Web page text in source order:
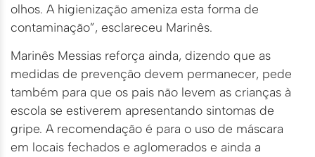
olhos. A higienização ameniza esta forma de
contaminação”, esclareceu Marinês.
Marinês Messias reforça ainda, dizendo que as
medidas de prevenção devem permanecer, pede
também para que os pais não levem as crianças à
escola se estiverem apresentando sintomas de
gripe. A recomendação é para o uso de máscara
em locais fechados e aglomerados e ainda a